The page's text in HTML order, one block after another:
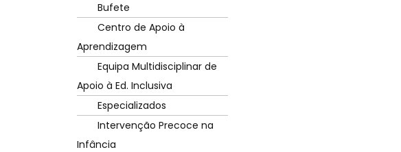
Bufete
Centro de Apoio à
Aprendizagem
Equipa Multidisciplinar de
Apoio à Ed. Inclusiva
Especializados
Intervenção Precoce na
Infância